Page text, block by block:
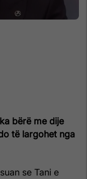
bërë me dije
të largohet nga
se Tani e